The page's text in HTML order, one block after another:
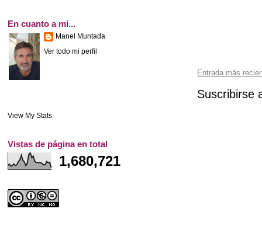
Entrada más
Suscribirse
En cuanto a mi...
Manel Muntada
Ver todo mi perfil
View My Stats
Vistas de página en total
1,680,721